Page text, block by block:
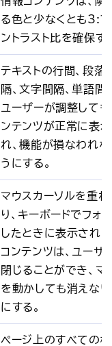
る色と少なくとも3:1
ントラスト比を確保す
テキストの行間、段落
隔、文字間隔、単語間
ユーザーが調整しても
ンテンツが正常に表
れ、機能が損なわれ
うにする。
マウスカーソルを重ね
り、キーボードでフォ
したときに表示され
コンテンツは、ユーザ
閉じることができ、マ
を動かしても消えな
にする。
ページ上のすべての